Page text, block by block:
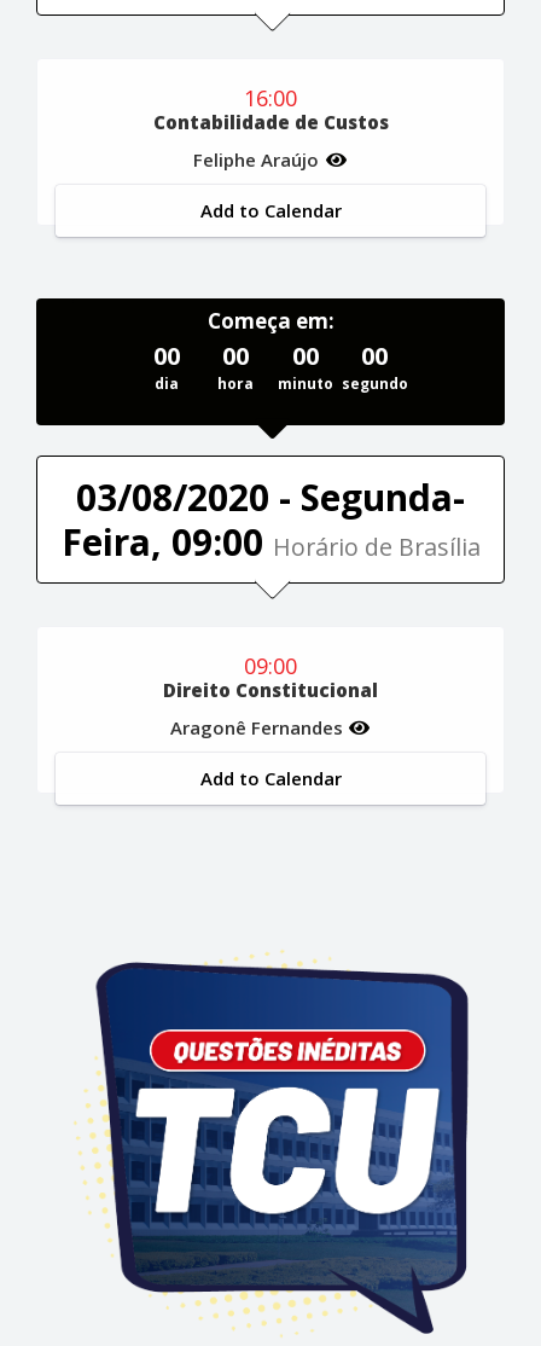
16:00
Contabilidade de Custos
Feliphe Araújo
Add to Calendar
Começa em:
00
dia
00
hora
00
minuto
00
segundo
03/08/2020 - Segunda-
Feira, 09:00 Horário de Brasília
09:00
Direito Constitucional
Aragonê Fernandes
Add to Calendar